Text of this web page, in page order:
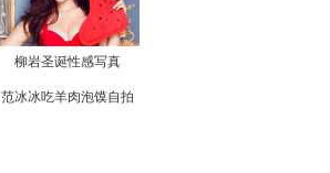
柳岩圣诞性感写真
范冰冰吃羊肉泡馍自拍